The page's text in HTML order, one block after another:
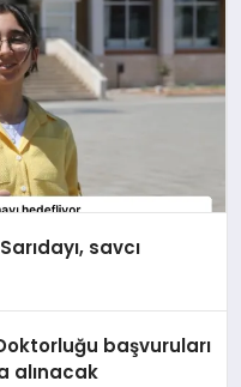
savcı
başvuruları
alınacak